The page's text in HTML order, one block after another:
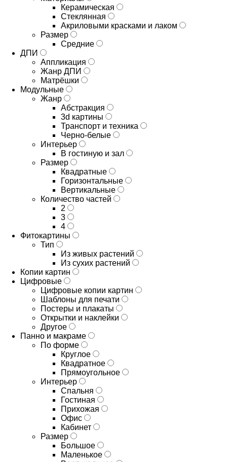
Керамическая
Стеклянная
Акриловыми красками и лаком
Размер
Средние
ДПИ
Аппликация
Жанр ДПИ
Матрёшки
Модульные
Жанр
Абстракция
3d картины
Транспорт и техника
Черно-белые
Интерьер
В гостиную и зал
Размер
Квадратные
Горизонтальные
Вертикальные
Количество частей
2
3
4
Фитокартины
Тип
Из живых растений
Из сухих растений
Копии картин
Цифровые
Цифровые копии картин
Шаблоны для печати
Постеры и плакаты
Открытки и наклейки
Другое
Панно и макраме
По форме
Круглое
Квадратное
Прямоугольное
Интерьер
Спальня
Гостиная
Прихожая
Офис
Кабинет
Размер
Большое
Маленькое